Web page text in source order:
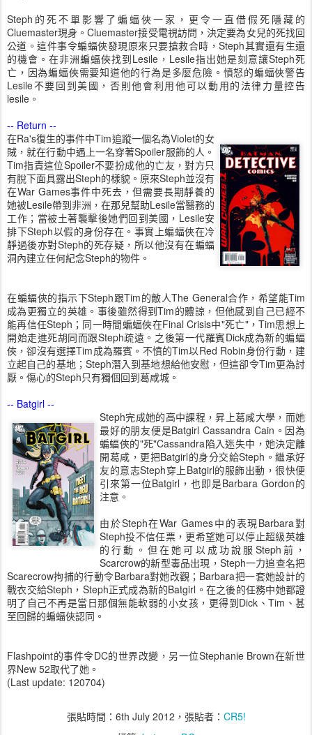
Steph的死不單影響了蝙蝠俠一家，更令一直借假死隱藏的
Cluemaster現身。Cluemaster接受電視訪問，決定要為女兒的死找回
公道。這件事令蝙蝠俠發現原來只要搶救合時，Steph其實還有生還
的機會。在非洲蝙蝠俠找到Lesile，Lesile指出她是刻意讓Steph死
亡，因為蝙蝠俠需要知道他的行為是多麼危險。憤怒的蝙蝠俠警告
Lesile不要回到美國，否則他會利用他可以動用的法律力量控告
lesile。
-- Return --
在Ra's復生的事件中Tim追蹤一個名為Violet的女
賊，就在行動中遇上一名穿著Spoiler服飾的人。
Tim指責這位Spoiler不要扮成他的亡友，對方只
有脫下面具露出Steph的樣貌。原來Steph並沒有
在War Games事件中死去，但需要長期靜養的
她被Lesile帶到非洲，在那兒幫助Lesile當醫務的
工作；當被土著襲擊後她們回到美國，Lesile安
排下Steph以假的身份存在。事實上蝙蝠俠在冷
靜過後亦對Steph的死存疑，所以他沒有在蝙蝠
洞內建立任何紀念Steph的物件。
在蝙蝠俠的指示下Steph跟Tim的敵人The General合作，希望能Tim
成為更獨立的英雄。事後雖然得到Tim的體諒，但他感到自己已經不
能再信任Steph；同一時間蝙蝠俠在Final Crisis中"死亡"，Tim思想上
開始走進死胡同而跟Steph疏遠。之後第一代羅賓Dick成為新的蝙蝠
俠，卻沒有選擇Tim成為羅賓。不憤的Tim以Red Robin身份行動，建
立起自己的基地；Steph潛入到基地想給他安慰，但這卻令Tim更為討
厭。傷心的Steph只有獨個回到葛咸城。
-- Batgirl --
Steph完成她的高中課程，昇上葛咸大學，而她
最好的朋友便是Batgirl Cassandra Cain。因為
蝙蝠俠的"死"Cassandra陷入迷失中，她決定離
開葛咸，更把Batgirl的身分交給Steph。繼承好
友的意志Steph穿上Batgirl的服飾出動，很快便
引來第一位Batgirl，也即是Barbara Gordon的
注意。
由於Steph在War Games中的表現Barbara對
Steph投不信任票，更希望她可以停止超級英雄
的行動。但在她可以成功說服Steph前，
Scarcrow的新型毒品出現，Steph一力追查名把
Scarecrow拘捕的行動令Barbara對她改觀；Barbara把一套她設計的
戰衣交給Steph，Steph正式成為新的Batgirl。在之後的任務中她都證
明了自己不再是當日那個無能軟弱的小女孩，更得到Dick、Tim、甚
至回歸的蝙蝠俠認同。
Flashpoint的事件令DC的世界改變，另一位Stephanie Brown在新世
界New 52取代了她。
(Last update: 120704)
張貼時間： 6th July 2012 ，張貼者： CR5!